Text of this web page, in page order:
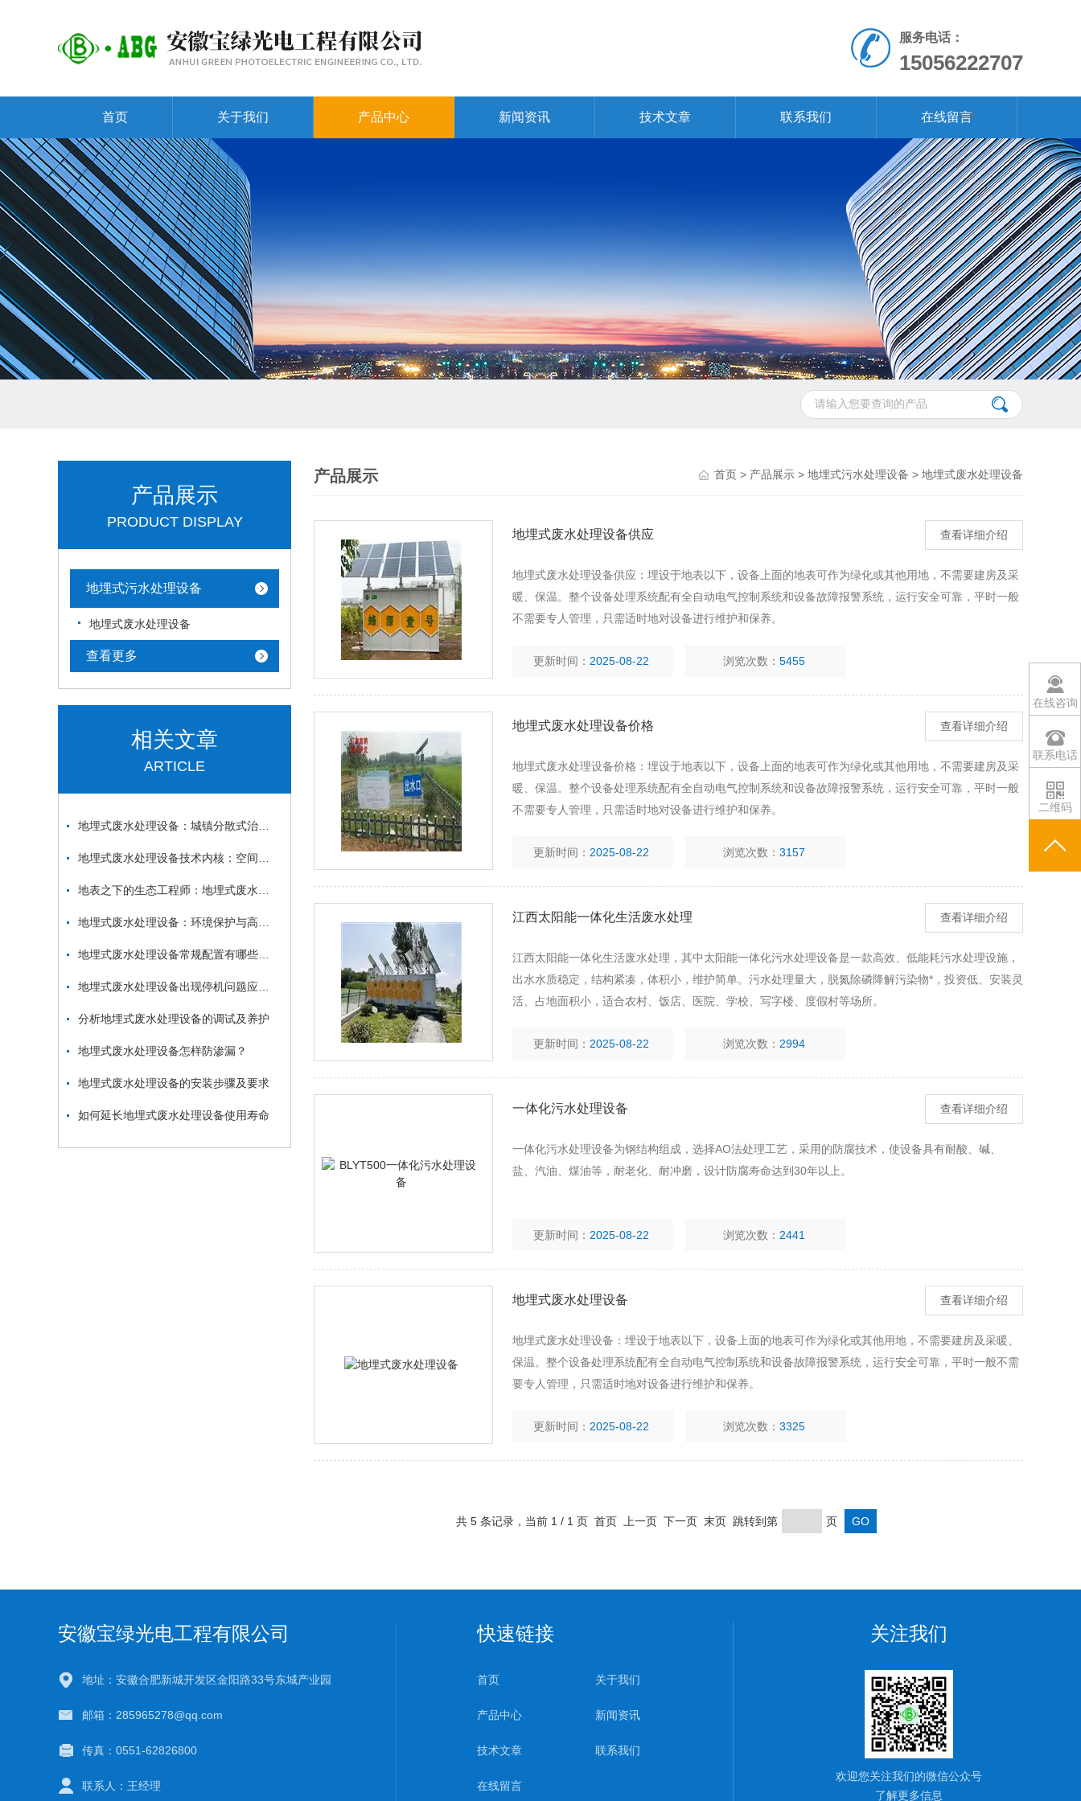
服务电话：
15056222707
首页 关于我们 产品中心 新闻资讯 技术文章 联系我们 在线留言
产品展示
PRODUCT DISPLAY
地埋式污水处理设备
地埋式废水处理设备
查看更多
相关文章
ARTICLE
分析地埋式废水处理设备的调试及养护
地埋式废水处理设备怎样防渗漏？
地埋式废水处理设备的安装步骤及要求
如何延长地埋式废水处理设备使用寿命
产品展示 首页 > 产品展示 > 地埋式污水处理设备 > 地埋式废水处理设备
地埋式废水处理设备供应 查看详细介绍
地埋式废水处理设备供应：埋设于地表以下，设备上面的地表可作为绿化或其他用地，不需要建房及采
暖、保温。整个设备处理系统配有全自动电气控制系统和设备故障报警系统，运行安全可靠，平时一般
不需要专人管理，只需适时地对设备进行维护和保养。
更新时间： 2025-08-22 浏览次数：5455
地埋式废水处理设备价格 查看详细介绍
地埋式废水处理设备价格：埋设于地表以下，设备上面的地表可作为绿化或其他用地，不需要建房及采
暖、保温。整个设备处理系统配有全自动电气控制系统和设备故障报警系统，运行安全可靠，平时一般
不需要专人管理，只需适时地对设备进行维护和保养。
更新时间： 2025-08-22 浏览次数：3157
江西太阳能一体化生活废水处理 查看详细介绍
江西太阳能一体化生活废水处理，其中太阳能一体化污水处理设备是一款高效、低能耗污水处理设施，
出水水质稳定，结构紧凑，体积小，维护简单。污水处理量大，脱氮除磷降解污染物*，投资低、安装灵
活、占地面积小，适合农村、饭店、医院、学校、写字楼、度假村等场所。
更新时间： 2025-08-22 浏览次数： 2994
一体化污水处理设备 查看详细介绍
一体化污水处理设备为钢结构组成，选择AO法处理工艺，采用的防腐技术，使设备具有耐酸、碱、
盐、汽油、煤油等，耐老化、耐冲磨，设计防腐寿命达到30年以上。
更新时间： 2025-08-22 浏览次数： 2441
地埋式废水处理设备 查看详细介绍
地埋式废水处理设备：埋设于地表以下，设备上面的地表可作为绿化或其他用地，不需要建房及采暖、
保温。整个设备处理系统配有全自动电气控制系统和设备故障报警系统，运行安全可靠，平时一般不需
要专人管理，只需适时地对设备进行维护和保养。
更新时间： 2025-08-22 浏览次数：3325
共 5 条记录，当前 1 / 1 页 首页 上一页 下一页 末页 跳转到第 页
安徽宝绿光电工程有限公司
地址：安徽合肥新城开发区金阳路33号东城产业园
邮箱：285965278@qq.com
传真：0551-62826800
联系人：王经理
快速链接
首页 关于我们
产品中心 新闻资讯
技术文章 联系我们
在线留言
关注我们
欢迎您关注我们的微信公众号
了解更多信息
在线咨询
联系电话
二维码